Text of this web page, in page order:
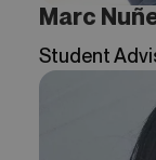
Marc
Student